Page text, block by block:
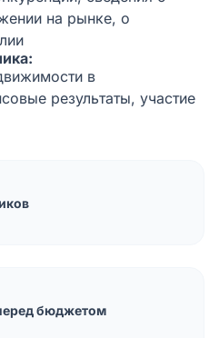
на рынке, о
в
результаты, участие
бюджетом